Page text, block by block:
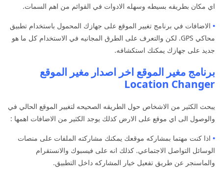
اي مكان بطريقه بسيطه وسهله الادوات في القوائم من اهم السمات.
• الاضافات في برنامج تغيير الموقع على جهازك المحمول باستخدام تطبيق
محاكي GPS. لكن والتعرف على الطرق المجانيه في الاستخدام كل ما هو
جديد على جهازك يمكنك استكشافه.
برنامج مغير الموقع اخر اصدار مغير الموقع
Location Changer
يبحث الكثير من الاشخاص حول الطريقه الصحيحه لتغيير الموقع الحالي في
والوصول الى اي موقع على الارض كذلك يوجد الكثير من الاضافات اهمها :
• اذا كنت مهتما بمشاركه موقعك يمكنك مشاركته الملفات على منصات
الوسائل التواصل الاجتماعي. كذلك انه على فيسبوك والانستقرام
والماسنجر عن طريق تفعيل خيار المشاركه داخل التطبيق.